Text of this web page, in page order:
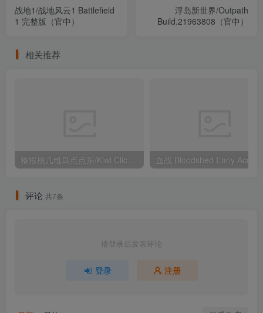
战地1/战地风云1 Battlefield
1 完整版（官中）
浮岛新世界/Outpath
Build.21963808（官中）
相关推荐
猕猴桃几维鸟点点乐/Kiwi Clicker – Juiced Up Build.14039117（官中）
评论 共7条
请登录后发表评论
登录 注册